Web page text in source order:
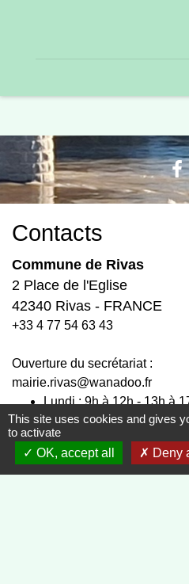
Contacts
Commune de Rivas
2 Place de l'Eglise
42340 Rivas - FRANCE
+33 4 77 54 63 43
Ouverture du secrétariat :
mairie.rivas@wanadoo.fr
Lundi : 9h à 12h - 13h à
Mardi : 9h à 12h - 13h à
Fermé le mercredi.
Jeudi : 9h à 12h - 13h à
Vendredi : 9h à 12h - 13h
This site uses cookies and gives
to activate
OK, accept all
Deny